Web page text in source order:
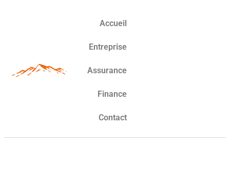
Accueil
Entreprise
Assurance
Finance
Contact